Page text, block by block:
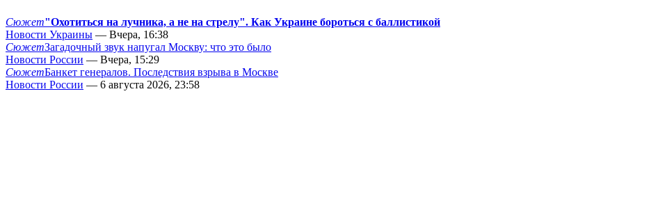
Сюжет"Охотиться на лучника, а не на стрелу". Как Украине бороться с баллистикой
Новости Украины — Вчера, 16:38
СюжетЗагадочный звук напугал Москву: что это было
Новости России — Вчера, 15:29
СюжетБанкет генералов. Последствия взрыва в Москве
Новости России — 6 августа 2026, 23:58